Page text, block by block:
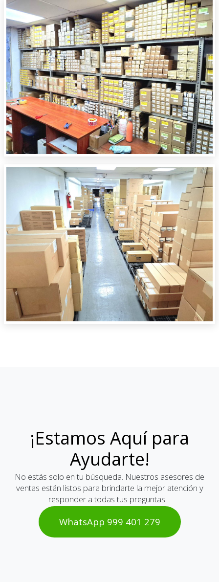
¡Estamos Aquí para
Ayudarte!
No estás solo en tu búsqueda. Nuestros asesores de
ventas están listos para brindarte la mejor atención y
responder a todas tus preguntas.
WhatsAp​​​​p 999 401 2​​79